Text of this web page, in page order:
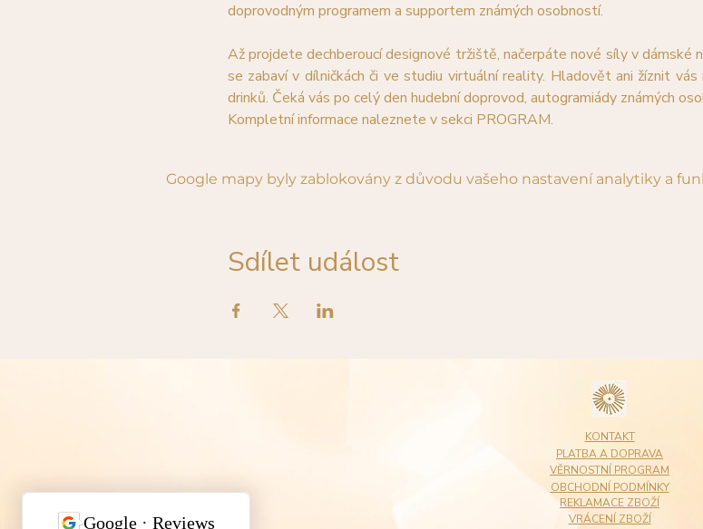
doprovodným programem a supportem známých osobností.
Až projdete dechberoucí designové tržiště, načerpáte nové síly v
se zabaví v dílničkách či ve studiu virtuální reality. Hladovět ani žíznit vás
drinků. Čeká vás po celý den hudební doprovod, autogramiády známých
Kompletní informace naleznete v sekci PROGRAM.
Google mapy byly zablokovány z důvodu vašeho nastavení analytiky a
Sdílet událost
KONTAKT
PLATBA A DOPRAVA
VĚRNOSTNÍ PROGRAM
OBCHODNÍ PODMÍNKY
REKLAMACE ZBOŽÍ
VRÁCENÍ ZBOŽÍ